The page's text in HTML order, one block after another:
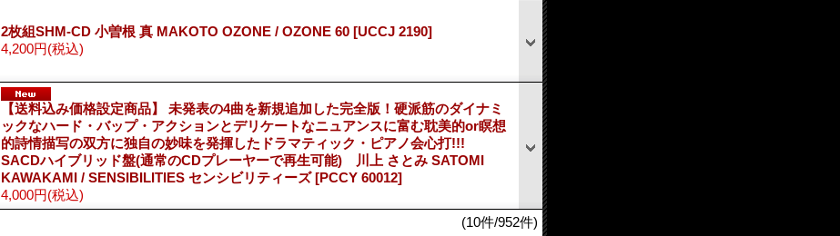
2枚組SHM-CD 小曽根 真 MAKOTO OZONE / OZONE 60 [UCCJ 2190]
4,200円(税込)
【送料込み価格設定商品】 未発表の4曲を新規追加した完全版！硬派筋のダイナミ
ックなハード・バップ・アクションとデリケートなニュアンスに富む耽美的or瞑想
的詩情描写の双方に独自の妙味を発揮したドラマティック・ピアノ会心打!!!
SACDハイブリッド盤(通常のCDプレーヤーで再生可能) 川上 さとみ SATOMI
KAWAKAMI / SENSIBILITIES センシビリティーズ[PCCY 60012]
4,000円(税込)
(10件/952件)